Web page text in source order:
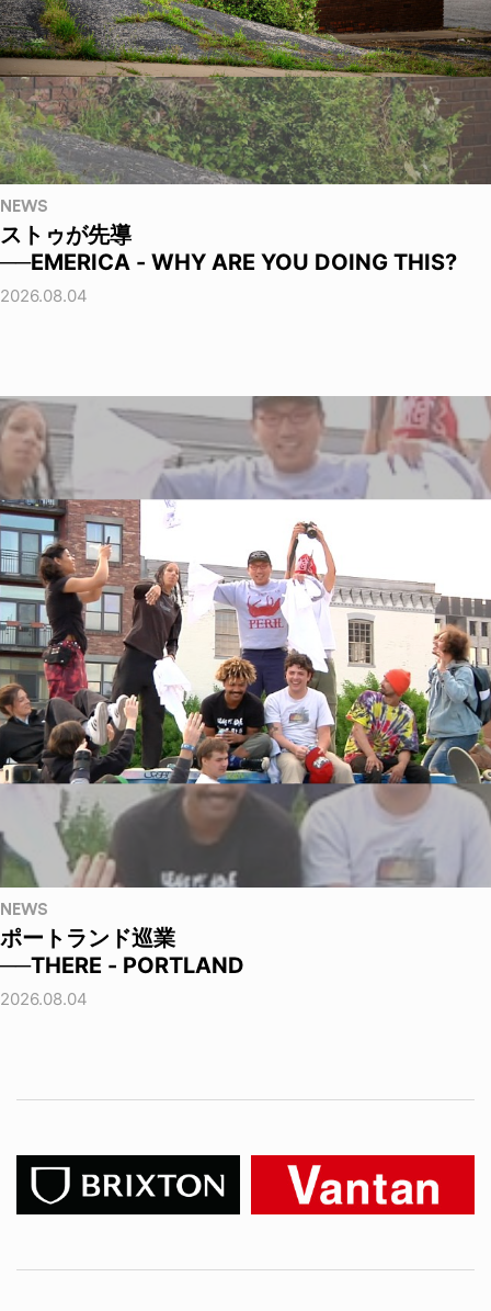
NEWS
ストゥが先導
──EMERICA - WHY ARE YOU DOING THIS?
2026.08.04
NEWS
ポートランド巡業
──THERE - PORTLAND
2026.08.04